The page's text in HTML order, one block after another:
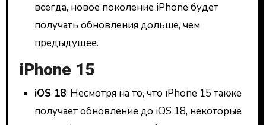
всегда, новое поколение iPhone будет
получать обновления дольше, чем
предыдущее.
iPhone 15
iOS 18: Несмотря на то, что iPhone 15 также
получает обновление до iOS 18, некоторые